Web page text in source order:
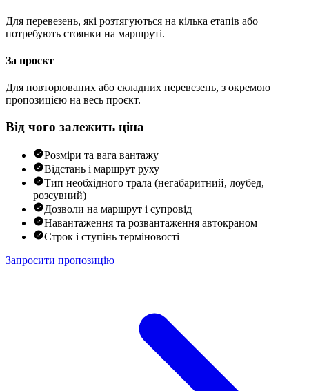
Для перевезень, які розтягуються на кілька етапів або
потребують стоянки на маршруті.
За проєкт
Для повторюваних або складних перевезень, з окремою
пропозицією на весь проєкт.
Від чого залежить ціна
Розміри та вага вантажу
Відстань і маршрут руху
Тип необхідного трала (негабаритний, лоубед,
розсувний)
Дозволи на маршрут і супровід
Навантаження та розвантаження автокраном
Строк і ступінь терміновості
Запросити пропозицію